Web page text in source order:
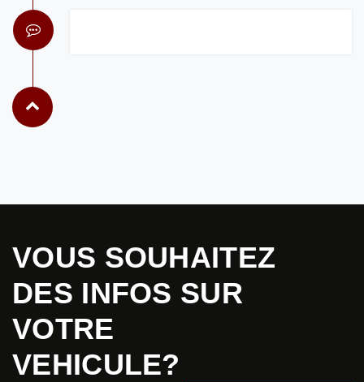
VOUS SOUHAITEZ
DES INFOS SUR
VOTRE
VEHICULE?